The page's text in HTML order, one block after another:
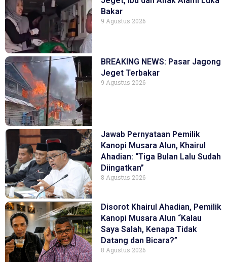
Bakar
9 Agustus 2026
BREAKING NEWS: Pasar Jagong
Jeget Terbakar
9 Agustus 2026
Jawab Pernyataan Pemilik
Kanopi Musara Alun, Khairul
Ahadian: “Tiga Bulan Lalu Sudah
Diingatkan”
8 Agustus 2026
Disorot Khairul Ahadian, Pemilik
Kanopi Musara Alun “Kalau
Saya Salah, Kenapa Tidak
Datang dan Bicara?”
8 Agustus 2026